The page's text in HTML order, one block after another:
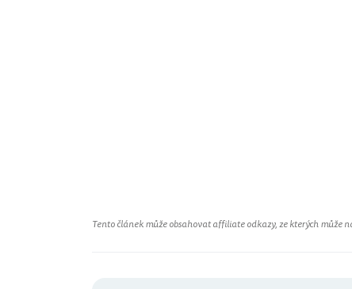
Tento článek může obsahovat affiliate odkazy, ze kterých může